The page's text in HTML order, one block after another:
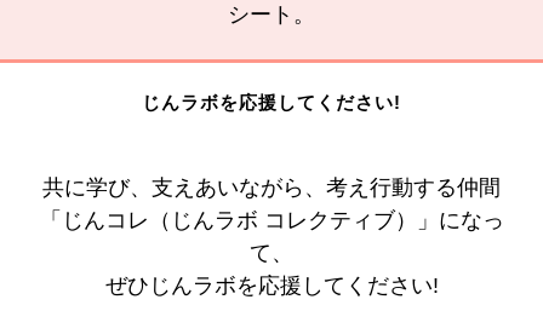
シート。
じんラボを応援してください!
共に学び、支えあいながら、考え行動する仲間
「じんコレ（じんラボ コレクティブ）」になっ
て、
ぜひじんラボを応援してください!